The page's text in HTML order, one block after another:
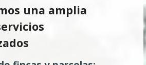
una amplia